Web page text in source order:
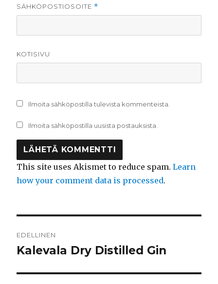
SÄHKÖPOSTIOSOITE *
KOTISIVU
Ilmoita sähköpostilla tulevista kommenteista.
Ilmoita sähköpostilla uusista postauksista.
This site uses Akismet to reduce spam.Learn
how your comment data is processed.
selaus
EDELLINEN
Edellinen
Kalevala Dry Distilled Gin